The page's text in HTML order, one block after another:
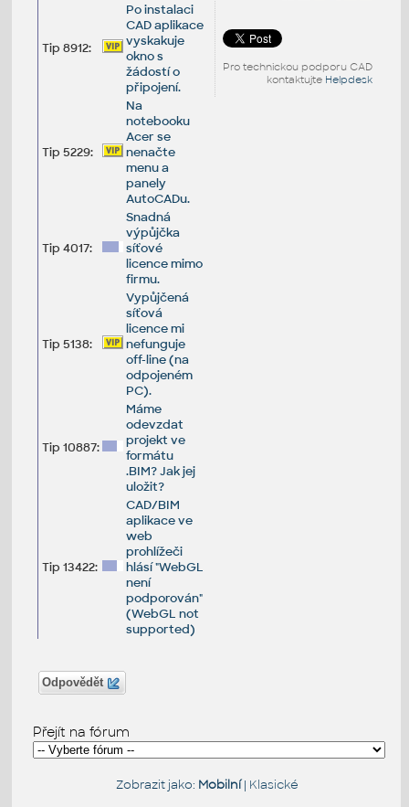
Pro technickou podporu CAD
kontaktujte Helpdesk
Tip 8912:
Po instalaci
CAD aplikace
vyskakuje
okno s
žádostí o
připojení.
Tip 5229:
Na
notebooku
Acer se
nenačte
menu a
panely
AutoCADu.
Tip 4017:
Snadná
výpůjčka
síťové
licence mimo
firmu.
Tip 5138:
Vypůjčená
síťová
licence mi
nefunguje
off-line (na
odpojeném
PC).
Tip 10887:
Máme
odevzdat
projekt ve
formátu
.BIM? Jak jej
uložit?
Tip 13422:
CAD/BIM
aplikace ve
web
prohlížeči
hlásí "WebGL
není
podporován"
(WebGL not
supported)
Odpovědět
Přejít na fórum
Zobrazit jako: Mobilní| Klasické